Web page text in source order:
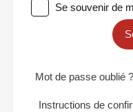
Se souvenir de
Mot de passe oublié ?
Instructions de